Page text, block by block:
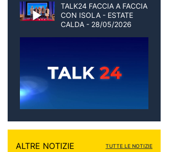
TALK24 FACCIA A FACCIA
CON ISOLA - ESTATE
CALDA - 28/05/2026
ALTRE NOTIZIE TUTTE LE NOTIZIE